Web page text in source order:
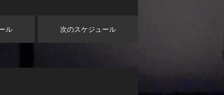
ル 次のスケジュール